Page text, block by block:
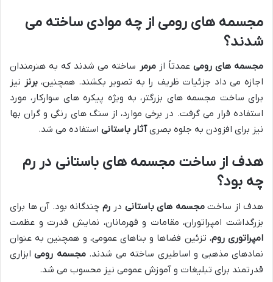
مجسمه های رومی از چه موادی ساخته می
شدند؟
مجسمه های رومی عمدتاً ازمرمر ساخته می شدند که به هنرمندان
اجازه می داد جزئیات ظریف را به تصویر بکشند. همچنین،برنز نیز
برای ساخت مجسمه های بزرگتر، به ویژه پیکره های سوارکار، مورد
استفاده قرار می گرفت. در برخی موارد، از سنگ های رنگی و گران بها
نیز برای افزودن به جلوه بصریآثار باستانی استفاده می شد.
هدف از ساخت مجسمه های باستانی در رم
چه بود؟
هدف از ساختمجسمه های باستانی در رم چندگانه بود. آن ها برای
بزرگداشت امپراتوران، مقامات و قهرمانان، نمایش قدرت و عظمت
امپراتوری روم، تزئین فضاها و بناهای عمومی، و همچنین به عنوان
نمادهای مذهبی و اساطیری ساخته می شدند.مجسمه رومیابزاری
قدرتمند برای تبلیغات و آموزش عمومی نیز محسوب می شد.